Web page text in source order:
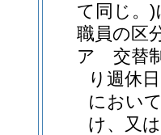
て同じ。)
職員の区
ア
交替
り週休日
におい
け、又